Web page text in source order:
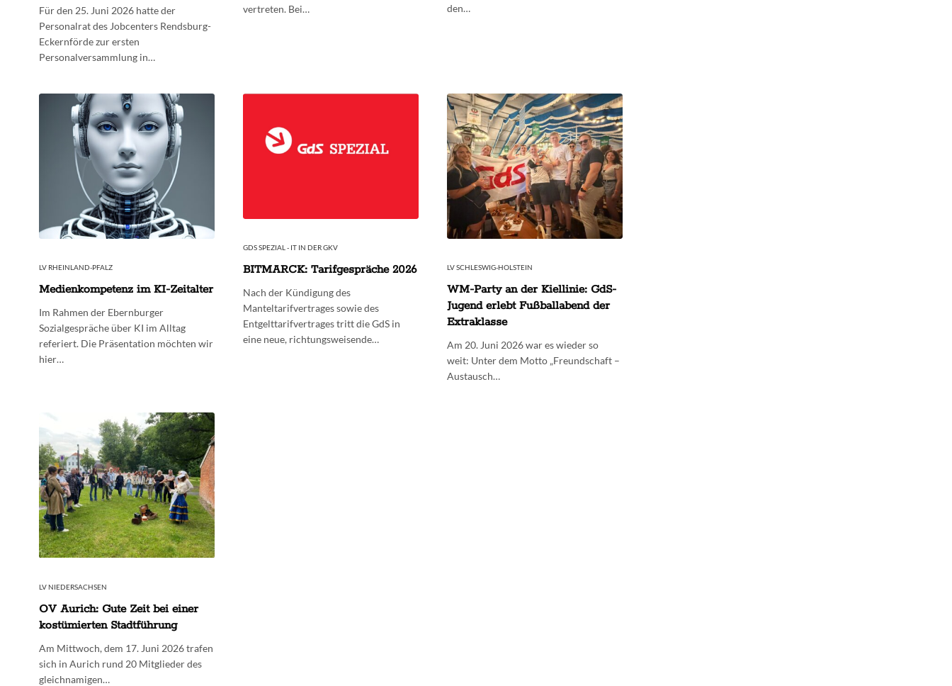
Für den 25. Juni 2026 hatte der
Personalrat des Jobcenters Rendsburg-
Eckernförde zur ersten
Personalversammlung in…
vertreten. Bei…
den…
LV RHEINLAND-PFALZ
Medienkompetenz im KI-Zeitalter
Im Rahmen der Ebernburger
Sozialgespräche über KI im Alltag
referiert. Die Präsentation möchten wir
hier…
GDS SPEZIAL - IT IN DER GKV
BITMARCK: Tarifgespräche 2026
Nach der Kündigung des
Manteltarifvertrages sowie des
Entgelttarifvertrages tritt die GdS in
eine neue, richtungsweisende…
LV SCHLESWIG-HOLSTEIN
WM-Party an der Kiellinie: GdS-
Jugend erlebt Fußballabend der
Extraklasse
Am 20. Juni 2026 war es wieder so
weit: Unter dem Motto „Freundschaft –
Austausch…
LV NIEDERSACHSEN
OV Aurich: Gute Zeit bei einer
kostümierten Stadtführung
Am Mittwoch, dem 17. Juni 2026 trafen
sich in Aurich rund 20 Mitglieder des
gleichnamigen…